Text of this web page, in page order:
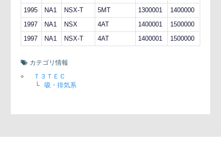
1995
NA1 NSX-T 5MT 1300001
1400000
1997
NA1 NSX 4AT 1400001
1500000
1997
NA1 NSX-T 4AT 1400001 1500000
カテゴリ情報
Ｔ３ＴＥＣ
└
吸・排気系